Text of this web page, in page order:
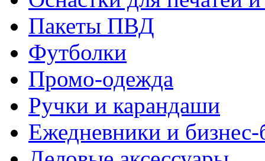
Пакеты ПВД
Футболки
Промо-одежда
Ручки и карандаши
Ежедневники и